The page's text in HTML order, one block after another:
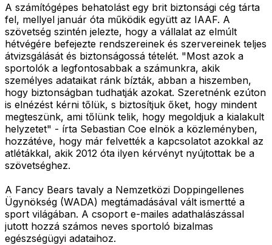
A számítógépes behatolást egy brit biztonsági cég tárta
fel, mellyel január óta működik együtt az IAAF. A
szövetség szintén jelezte, hogy a vállalat az elmúlt
hétvégére befejezte rendszereinek és szervereinek teljes
átvizsgálását és biztonságossá tételét. "Most azok a
sportolók a legfontosabbak a számunkra, akik
személyes adataikat ránk bízták, abban a hiszemben,
hogy biztonságban tudhatják azokat. Szeretnénk ezúton
is elnézést kérni tőlük, s biztosítjuk őket, hogy mindent
megteszünk, ami tőlünk telik, hogy megoldjuk a kialakult
helyzetet" - írta Sebastian Coe elnök a közleményben,
hozzátéve, hogy már felvették a kapcsolatot azokkal az
atlétákkal, akik 2012 óta ilyen kérvényt nyújtottak be a
szövetséghez.
A Fancy Bears tavaly a Nemzetközi Doppingellenes
Ügynökség (WADA) megtámadásával vált ismertté a
sport világában. A csoport e-mailes adathalászással
jutott hozzá számos neves sportoló bizalmas
egészségügyi adataihoz.